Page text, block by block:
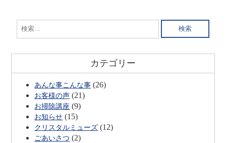
検
索:
カテゴリー
あんな事こんな事 (26)
お客様の声 (21)
お掃除講座 (9)
お知らせ (15)
クリスタルミューズ (12)
ごあいさつ (2)